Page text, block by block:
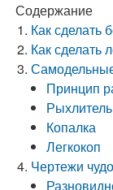
Содержание
Как сделать
Как сделать
Принцип
Копалка
Легкокоп
Чертежи